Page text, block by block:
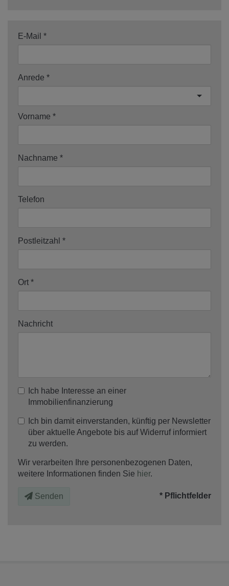
E-Mail
Anrede
Vorname
Nachname
Telefon
Postleitzahl
Ort
Nachricht
Ich habe Interesse an einer
Immobilienfinanzierung
Ich bin damit einverstanden, künftig per Newsletter
über aktuelle Angebote bis auf Widerruf informiert
zu werden.
Wir verarbeiten Ihre personenbezogenen Daten,
weitere Informationen finden Sie hier.
Senden * Pflichtfelder